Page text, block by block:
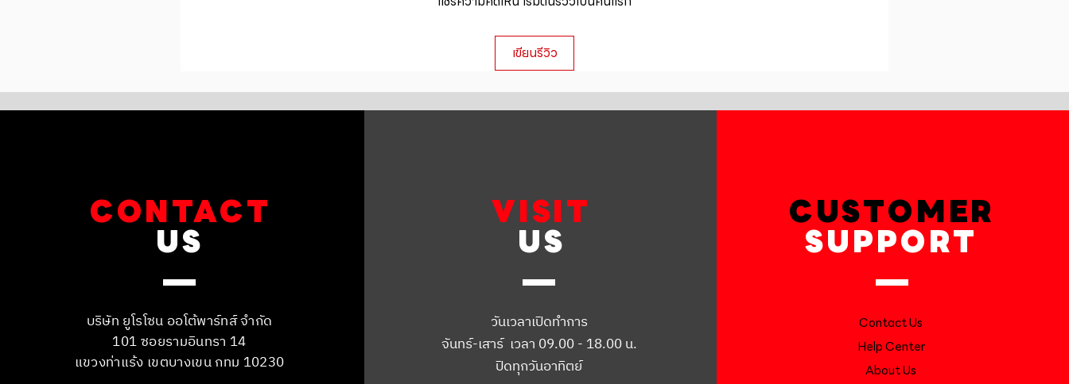
can buy from you with confidence.
เขียนรีวิว
CONTACT
US
บริษัท ยูโรโซน ออโต้พาร์ทส์ จำกัด
101 ซอยรามอินทรา 14
แขวงท่าแร้ง เขตบางเขน กทม 10230
VISIT
US
วันเวลาเปิดทำการ
จันทร์-เสาร์ เวลา 09.00 - 18.00 น.
ปิดทุกวันอาทิตย์
CUSTOMER
SUPPORT
Contact Us
Help Center
About Us